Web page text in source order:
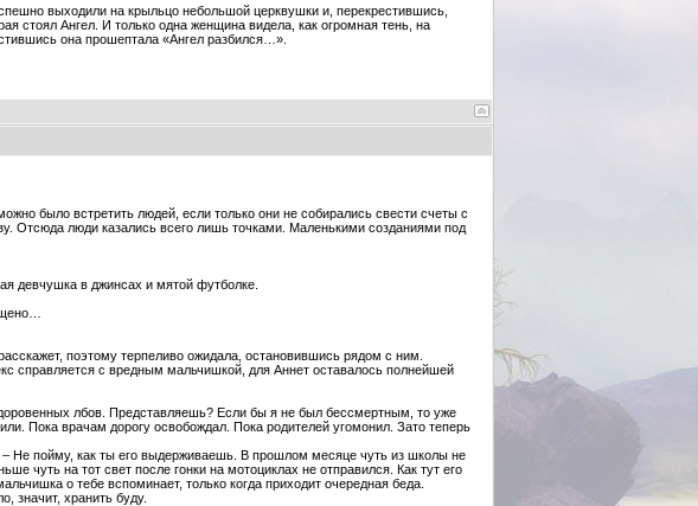
выходили на крыльцо небольшой церквушки и, перекрестившись,
стоял Ангел. И только одна женщина видела, как огромная тень, на
она прошептала «Ангел разбился…».
было встретить людей, если только они не собирались свести счеты с
Отсюда люди казались всего лишь точками. Маленькими созданиями под
девчушка в джинсах и мятой футболке.
поэтому терпеливо ожидала, остановившись рядом с ним.
справляется с вредным мальчишкой, для Аннет оставалось полнейшей
лбов. Представляешь? Если бы я не был бессмертным, то уже
Пока врачам дорогу освобождал. Пока родителей угомонил. Зато теперь
Не пойму, как ты его выдерживаешь. В прошлом месяце чуть из школы не
чуть на тот свет после гонки на мотоциклах не отправился. Как тут его
о тебе вспоминает, только когда приходит очередная беда.
значит, хранить буду.